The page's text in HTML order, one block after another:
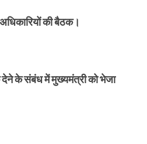
की बैठक।
देने के संबंध में मुख्यमंत्री को भेजा